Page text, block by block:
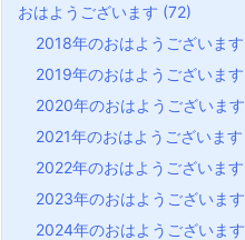
おはようございます (72)
2018年のおはようございます
2019年のおはようございます
2020年のおはようございます
2021年のおはようございます
2022年のおはようございます
2023年のおはようございます
2024年のおはようございます